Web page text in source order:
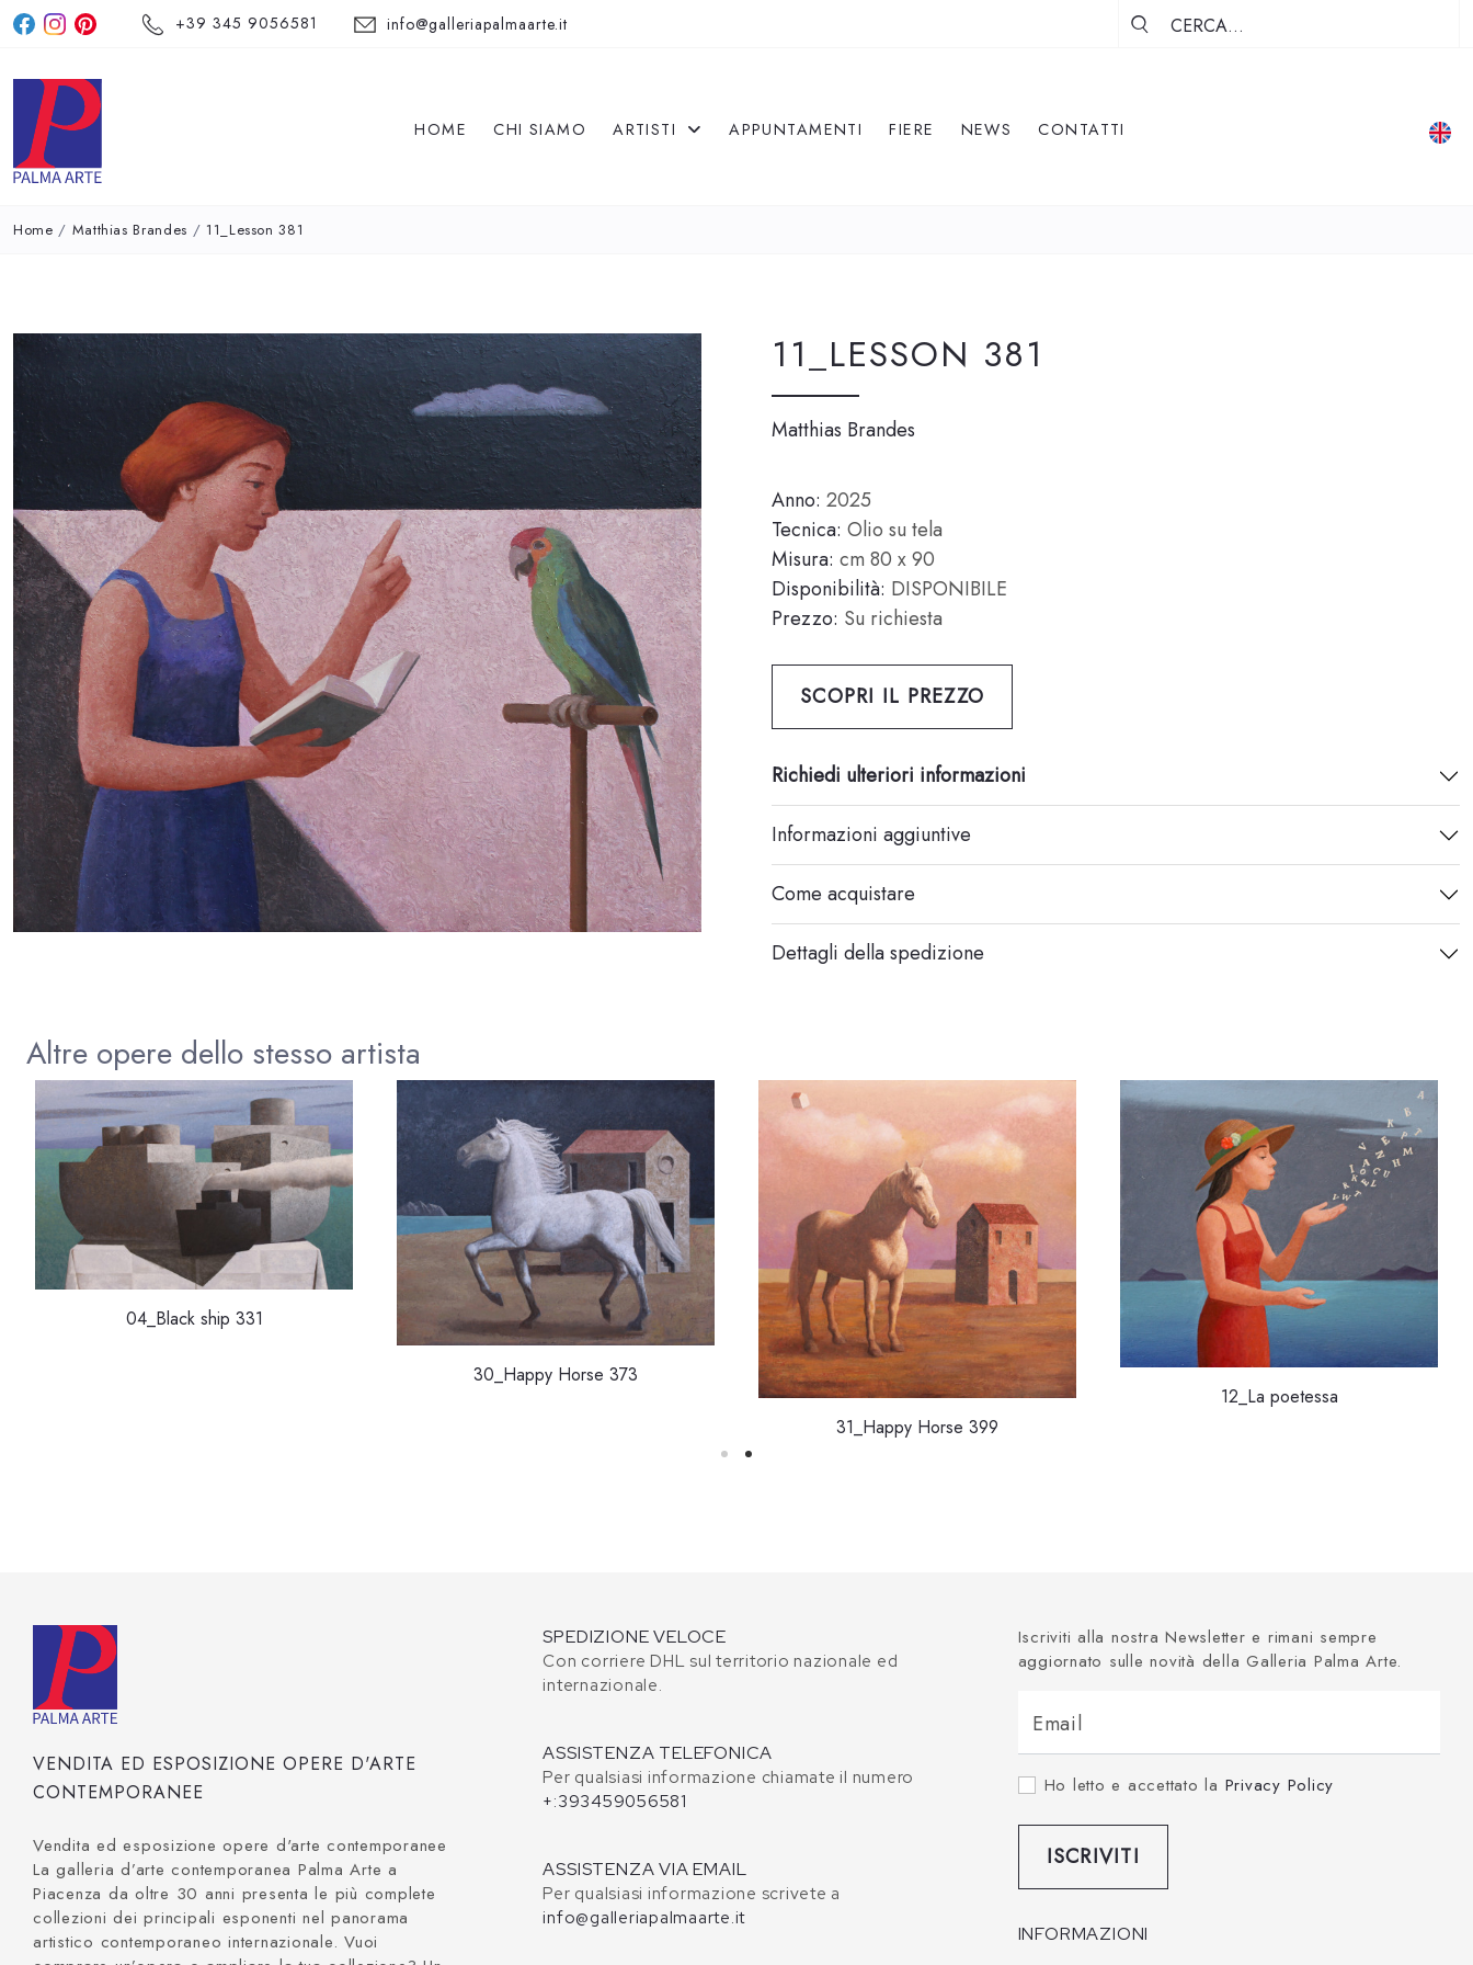
+39 345 9056581 info@galleriapalmaarte.it
HOME CHI SIAMO ARTISTI APPUNTAMENTI FIERE NEWS CONTATTI
Home / Matthias Brandes / 11_Lesson 381
11_LESSON 381
Matthias Brandes
Anno: 2025
Tecnica: Olio su tela
Misura: cm 80 x 90
Disponibilità: DISPONIBILE
Prezzo: Su richiesta
SCOPRI IL PREZZO
Richiedi ulteriori informazioni
Informazioni aggiuntive
Come acquistare
Dettagli della spedizione
Altre opere dello stesso artista
04_Black ship 331
30_Happy Horse 373
31_Happy Horse 399
12_La poetessa
VENDITA ED ESPOSIZIONE OPERE D'ARTE
CONTEMPORANEE
Vendita ed esposizione opere d'arte contemporanee
La galleria d’arte contemporanea Palma Arte a
Piacenza da oltre 30 anni presenta le più complete
collezioni dei principali esponenti nel panorama
artistico contemporaneo internazionale. Vuoi
SPEDIZIONE VELOCE
Con corriere DHL sul territorio nazionale ed
internazionale.
ASSISTENZA TELEFONICA
Per qualsiasi informazione chiamate il numero
+:393459056581
ASSISTENZA VIA EMAIL
Per qualsiasi informazione scrivete a
info@galleriapalmaarte.it
Iscriviti alla nostra Newsletter e rimani sempre
aggiornato sulle novità della Galleria Palma Arte.
Email
Ho letto e accettato la Privacy Policy
ISCRIVITI
INFORMAZIONI